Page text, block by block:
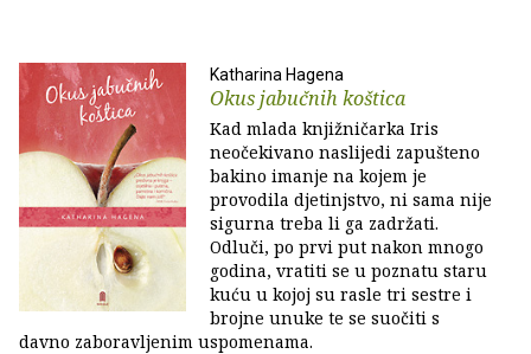
Katharina Hagena
Okus jabučnih koštica
Kad mlada knjižničarka Iris
neočekivano naslijedi zapušteno
bakino imanje na kojem je
provodila djetinjstvo, ni sama nije
sigurna treba li ga zadržati.
Odluči, po prvi put nakon mnogo
godina, vratiti se u poznatu staru
kuću u kojoj su rasle tri sestre i
brojne unuke te se suočiti s
davno zaboravljenim uspomenama.